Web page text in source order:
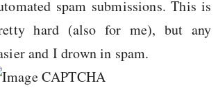
spam submissions. This is
hard (also for me), but any
and I drown in spam.
Zuletzt angezeigt: